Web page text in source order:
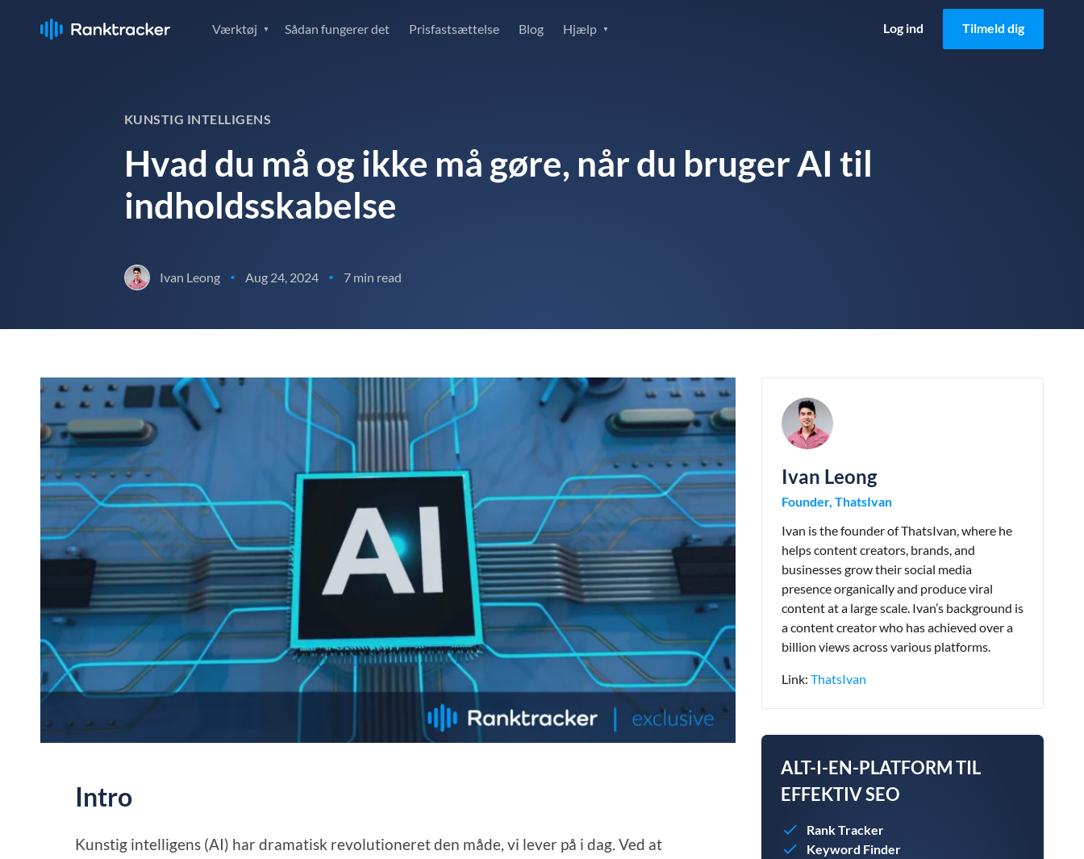
Værktøj Sådan fungerer det Prisfastsættelse Blog Hjælp Log ind Tilmeld dig
KUNSTIG INTELLIGENS
Hvad du må og ikke må gøre, når du bruger AI til
indholdsskabelse
Ivan Leong • Aug 24, 2024 • 7 min read
Intro
Kunstig intelligens (AI) har dramatisk revolutioneret den måde, vi lever på i dag. Ved at
Ivan Leong
Founder, ThatsIvan
Ivan is the founder of ThatsIvan, where he
helps content creators, brands, and
businesses grow their social media
presence organically and produce viral
content at a large scale. Ivan’s background is
a content creator who has achieved over a
billion views across various platforms.
Link: ThatsIvan
ALT-I-EN-PLATFORM TIL
EFFEKTIV SEO
Rank Tracker
Keyword Finder